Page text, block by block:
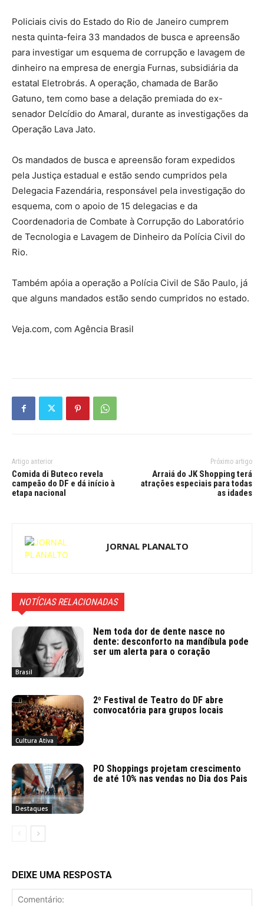
Policiais civis do Estado do Rio de Janeiro cumprem
nesta quinta-feira 33 mandados de busca e apreensão
para investigar um esquema de corrupção e lavagem de
dinheiro na empresa de energia Furnas, subsidiária da
estatal Eletrobrás. A operação, chamada de Barão
Gatuno, tem como base a delação premiada do ex-
senador Delcídio do Amaral, durante as investigações da
Operação Lava Jato.
Os mandados de busca e apreensão foram expedidos
pela Justiça estadual e estão sendo cumpridos pela
Delegacia Fazendária, responsável pela investigação do
esquema, com o apoio de 15 delegacias e da
Coordenadoria de Combate à Corrupção do Laboratório
de Tecnologia e Lavagem de Dinheiro da Polícia Civil do
Rio.
Também apóia a operação a Polícia Civil de São Paulo, já
que alguns mandados estão sendo cumpridos no estado.
Veja.com, com Agência Brasil
Artigo anterior
Comida di Buteco revela
campeão do DF e dá início à
etapa nacional
Próximo artigo
Arraiá do JK Shopping terá
atrações especiais para todas
as idades
JORNAL PLANALTO
NOTÍCIAS RELACIONADAS
Brasil
Nem toda dor de dente nasce no
dente: desconforto na mandíbula pode
ser um alerta para o coração
Cultura Ativa
2º Festival de Teatro do DF abre
convocatória para grupos locais
Destaques
PO Shoppings projetam crescimento
de até 10% nas vendas no Dia dos Pais
DEIXE UMA RESPOSTA